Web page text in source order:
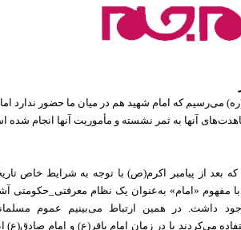
می‌رسیم که امام شهید هم در میان ما حضور ندارد
آنها به ثمر نشسته و مأموریت آنها انجام شده
بعد از پیامبر اکرم(ص) با توجه به شرایط خاص
مفهوم «امام» به‌عنوان یک نظام معرفتی_حکومتی
داشت. در همین ارتباط می‌بینیم عموم
می‌کردند یا در زمان امام باقر(ع) و امام صادق(ع)